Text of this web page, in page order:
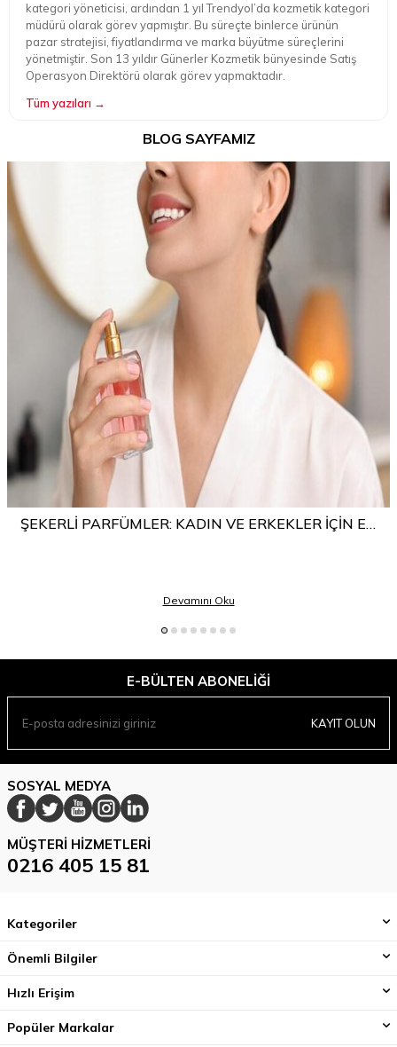
kategori yöneticisi, ardından 1 yıl Trendyol’da kozmetik kategori
müdürü olarak görev yapmıştır. Bu süreçte binlerce ürünün
pazar stratejisi, fiyatlandırma ve marka büyütme süreçlerini
yönetmiştir. Son 13 yıldır Günerler Kozmetik bünyesinde Satış
Operasyon Direktörü olarak görev yapmaktadır.
Tüm yazıları →
BLOG SAYFAMIZ
ŞEKERLI PARFÜMLER: KADIN VE ERKEKLER İÇIN EN
Devamını Oku
E-BÜLTEN ABONELIĞI
KAYIT OLUN
SOSYAL MEDYA
MÜŞTERI HIZMETLERI
0216 405 15 81
Kategoriler
Önemli Bilgiler
Hızlı Erişim
Popüler Markalar